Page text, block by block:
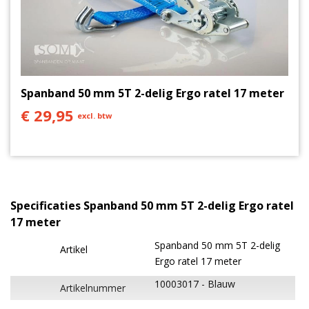
een zinklaag (Chroom 6 vrij) om corrosie tegen te
Spanband 50 mm 5T 2-delig Ergo ratel 17 meter
€ 29,95 excl. btw
Specificaties Spanband 50 mm 5T 2-delig Ergo ratel
17 meter
Artikel
Spanband 50 mm 5T 2-delig
Ergo ratel 17 meter
Artikelnummer 10003017 Blauw